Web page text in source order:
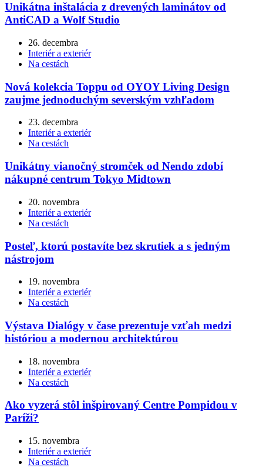
Unikátna inštalácia z drevených laminátov od
AntiCAD a Wolf Studio
26. decembra
Interiér a exteriér
Na cestách
Nová kolekcia Toppu od OYOY Living Design
zaujme jednoduchým severským vzhľadom
23. decembra
Interiér a exteriér
Na cestách
Unikátny vianočný stromček od Nendo zdobí
nákupné centrum Tokyo Midtown
20. novembra
Interiér a exteriér
Na cestách
Posteľ, ktorú postavíte bez skrutiek a s jedným
nástrojom
19. novembra
Interiér a exteriér
Na cestách
Výstava Dialógy v čase prezentuje vzťah medzi
históriou a modernou architektúrou
18. novembra
Interiér a exteriér
Na cestách
Ako vyzerá stôl inšpirovaný Centre Pompidou v
Paríži?
15. novembra
Interiér a exteriér
Na cestách